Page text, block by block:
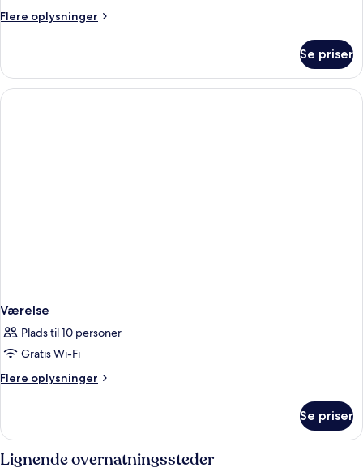
Flere oplysninger
Flere
Se priser
Værelse
Plads til 10 personer
Gratis Wi-Fi
Flere oplysninger
Flere
Se priser
Lignende overnatningssteder